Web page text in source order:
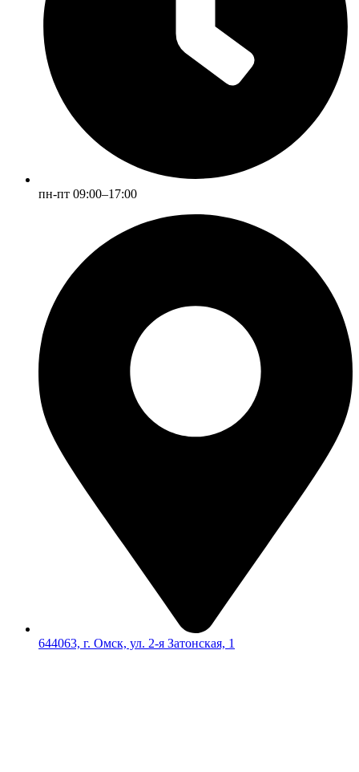
пн-пт 09:00–17:00
644063, г. Омск, ул. 2-я Затонская, 1